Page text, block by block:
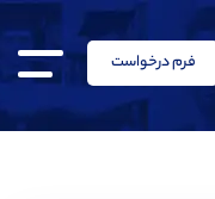
فرم درخواست